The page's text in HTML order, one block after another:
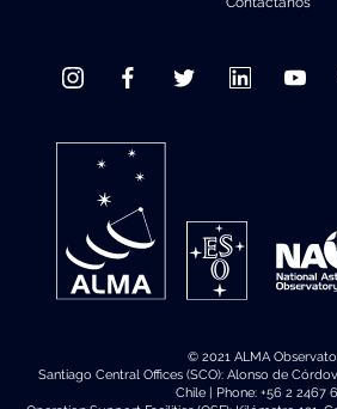
© 2021 ALMA
Santiago Central Offices (SCO): Alonso de
Chile | Phone: +56 2 2467